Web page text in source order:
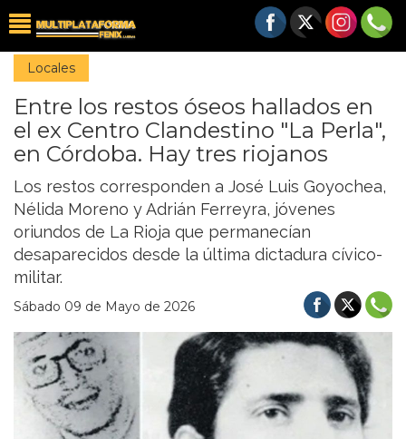
Locales
Entre los restos óseos hallados en
el ex Centro Clandestino "La Perla",
en Córdoba. Hay tres riojanos
Los restos corresponden a José Luis Goyochea,
Nélida Moreno y Adrián Ferreyra, jóvenes
oriundos de La Rioja que permanecían
desaparecidos desde la última dictadura cívico-
militar.
Sábado 09 de Mayo de 2026